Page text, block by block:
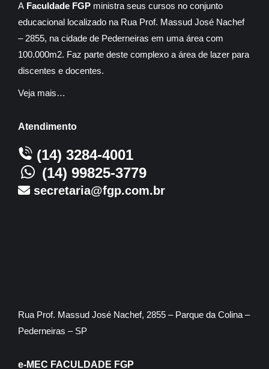
A Faculdade FGP ministra seus cursos no conjunto
educacional localizado na Rua Prof. Massud José Nachef
– 2855, na cidade de Pederneiras em uma área com
100.000m2. Faz parte deste complexo a área de lazer para
discentes e docentes.
Veja mais…
Atendimento
(14) 3284-4001
(14) 99825-3779
secretaria@fgp.com.br
Rua Prof. Massud José Nachef, 2855 – Parque da Colina –
Pederneiras – SP
e-MEC FACULDADE FGP